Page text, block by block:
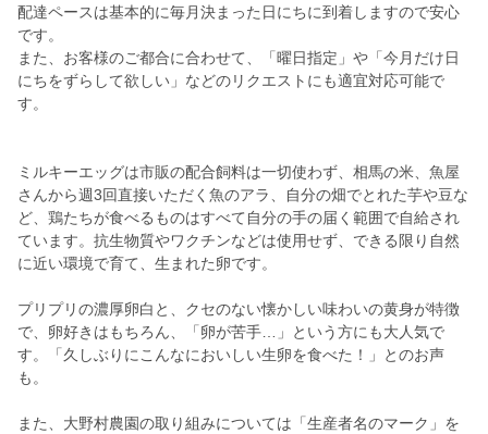
配達ペースは基本的に毎月決まった日にちに到着しますので安心
です。
また、お客様のご都合に合わせて、「曜日指定」や「今月だけ日
にちをずらして欲しい」などのリクエストにも適宜対応可能で
す。
ミルキーエッグは市販の配合飼料は一切使わず、相馬の米、魚屋
さんから週3回直接いただく魚のアラ、自分の畑でとれた芋や豆な
ど、鶏たちが食べるものはすべて自分の手の届く範囲で自給され
ています。抗生物質やワクチンなどは使用せず、できる限り自然
に近い環境で育て、生まれた卵です。
プリプリの濃厚卵白と、クセのない懐かしい味わいの黄身が特徴
で、卵好きはもちろん、「卵が苦手…」という方にも大人気で
す。「久しぶりにこんなにおいしい生卵を食べた！」とのお声
も。
また、大野村農園の取り組みについては「生産者名のマーク」を